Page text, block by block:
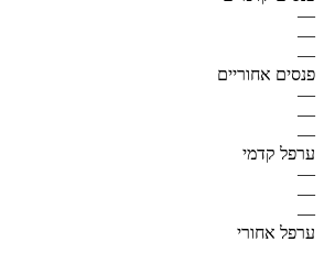
—
—
—
פנסים אחוריים
—
—
—
ערפל קדמי
—
—
—
ערפל אחורי